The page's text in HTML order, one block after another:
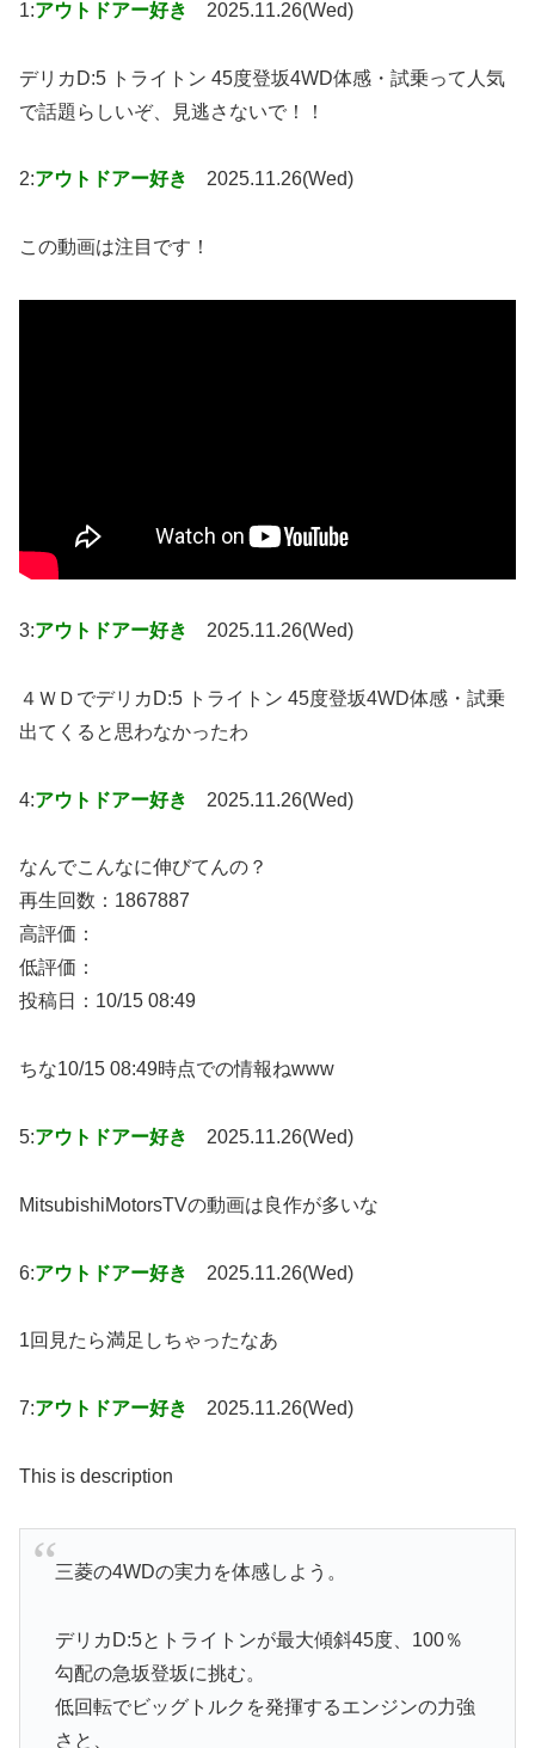
1:アウトドアー好き 2025.11.26(Wed)
デリカD:5 トライトン 45度登坂4WD体感・試乗って人気
で話題らしいぞ、見逃さないで！！
2:アウトドアー好き 2025.11.26(Wed)
この動画は注目です！
3:アウトドアー好き 2025.11.26(Wed)
４ＷＤでデリカD:5 トライトン 45度登坂4WD体感・試乗
出てくると思わなかったわ
4:アウトドアー好き 2025.11.26(Wed)
なんでこんなに伸びてんの？
再生回数：1867887
高評価：
低評価：
投稿日：10/15 08:49
ちな10/15 08:49時点での情報ねwww
5:アウトドアー好き 2025.11.26(Wed)
MitsubishiMotorsTVの動画は良作が多いな
6:アウトドアー好き 2025.11.26(Wed)
1回見たら満足しちゃったなあ
7:アウトドアー好き 2025.11.26(Wed)
This is description
三菱の4WDの実力を体感しよう。
デリカD:5とトライトンが最大傾斜45度、100％
勾配の急坂登坂に挑む。
低回転でビッグトルクを発揮するエンジンの力強
さと、